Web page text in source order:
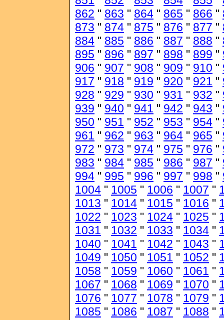
862 " 863 " 864 " 865 " 866 "
873 " 874 " 875 " 876 " 877 "
884 " 885 " 886 " 887 " 888 "
895 " 896 " 897 " 898 " 899 "
906 " 907 " 908 " 909 " 910 "
917 " 918 " 919 " 920 " 921 "
928 " 929 " 930 " 931 " 932 "
939 " 940 " 941 " 942 " 943 "
950 " 951 " 952 " 953 " 954 "
961 " 962 " 963 " 964 " 965 "
972 " 973 " 974 " 975 " 976 "
983 " 984 " 985 " 986 " 987 "
994 " 995 " 996 " 997 " 998 "
1004 " 1005 " 1006 " 1007 "
1013 " 1014 " 1015 " 1016 "
1022 " 1023 " 1024 " 1025 "
1031 " 1032 " 1033 " 1034 "
1040 " 1041 " 1042 " 1043 "
1049 " 1050 " 1051 " 1052 "
1058 " 1059 " 1060 " 1061 "
1067 " 1068 " 1069 " 1070 "
1076 " 1077 " 1078 " 1079 "
1085 " 1086 " 1087 " 1088 "